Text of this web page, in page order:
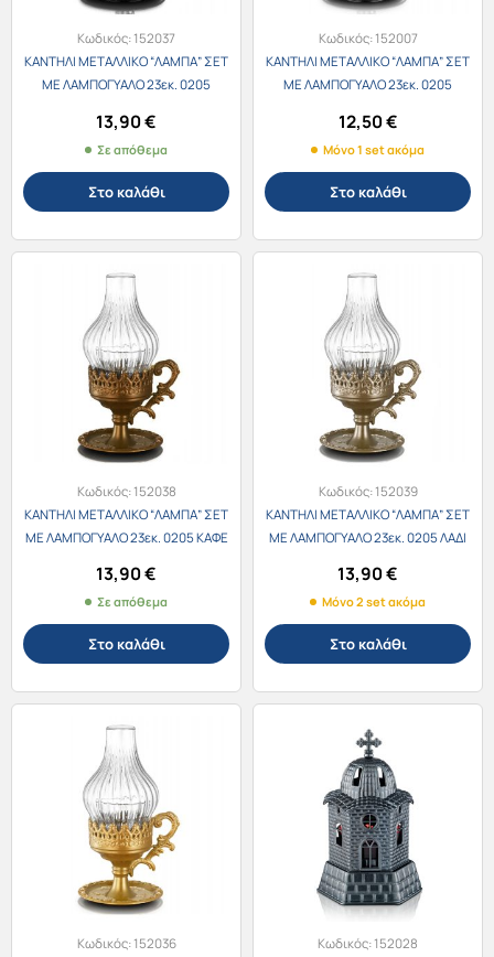
Κωδικός:152037
ΚΑΝΤΗΛΙ ΜΕΤΑΛΛΙΚΟ “ΛΑΜΠΑ” ΣΕΤ
ΜΕ ΛΑΜΠΟΓΥΑΛΟ 23εκ. 0205
13,90€
Σε απόθεμα
Στο καλάθι
Κωδικός:152007
ΚΑΝΤΗΛΙ ΜΕΤΑΛΛΙΚΟ “ΛΑΜΠΑ” ΣΕΤ
ΜΕ ΛΑΜΠΟΓΥΑΛΟ 23εκ. 0205
12,50€
Μόνο 1 set ακόμα
Στο καλάθι
Κωδικός:152038
ΚΑΝΤΗΛΙ ΜΕΤΑΛΛΙΚΟ “ΛΑΜΠΑ” ΣΕΤ
ΜΕ ΛΑΜΠΟΓΥΑΛΟ 23εκ. 0205 ΚΑΦΕ
13,90€
Σε απόθεμα
Στο καλάθι
Κωδικός:152039
ΚΑΝΤΗΛΙ ΜΕΤΑΛΛΙΚΟ “ΛΑΜΠΑ” ΣΕΤ
ΜΕ ΛΑΜΠΟΓΥΑΛΟ 23εκ. 0205 ΛΑΔΙ
13,90€
Μόνο 2 set ακόμα
Στο καλάθι
Κωδικός:152036
Κωδικός:152028